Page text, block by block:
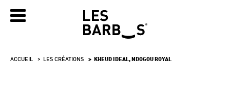
ACCUEIL LES CRÉATIONS KHEUD IDEAL, NDOGOU ROYAL